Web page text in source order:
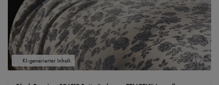
KI-generierter Inhalt.